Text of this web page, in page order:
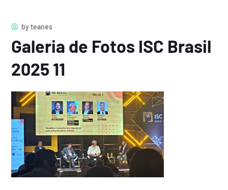
byteanes
Galeria de Fotos ISC Brasil
2025 11